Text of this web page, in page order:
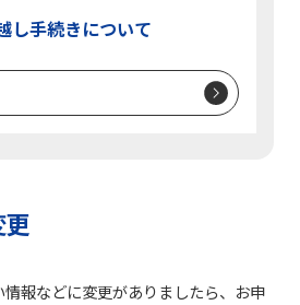
し手続きについて
報などに変更がありましたら、お申